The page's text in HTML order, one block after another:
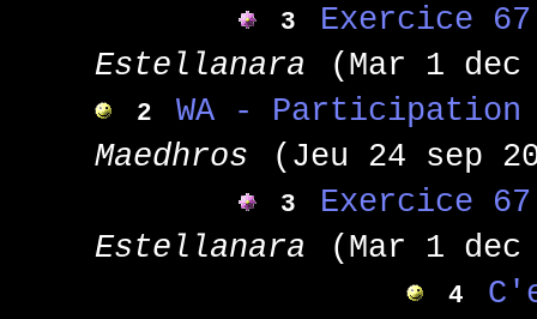
3
Exercice 67
Estellanara
(Mar 1
2
WA -
Maedhros
(Jeu 24 sep
3
Exercice 67
Estellanara
(Mar 1
4